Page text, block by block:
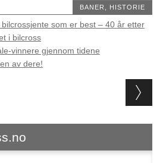
BANER , HISTORIE
som er best – 40 år etter
i bilcross
vinnere gjennom tidene
av dere!